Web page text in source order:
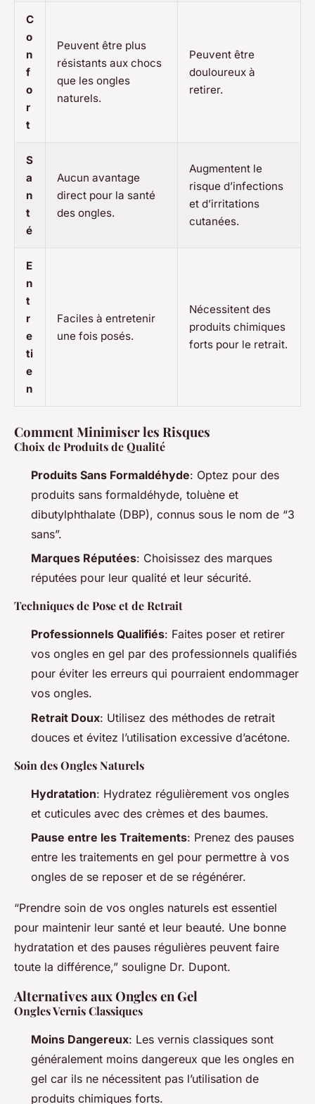
C
o
n
f
o
r
t
Peuvent être plus
résistants aux chocs
que les ongles
naturels.
Peuvent être
douloureux à
retirer.
S
a
n
t
é
Aucun avantage
direct pour la santé
des ongles.
Augmentent le
risque d’infections
et d’irritations
cutanées.
E
n
t
r
e
ti
e
n
Faciles à entretenir
une fois posés.
Nécessitent des
produits chimiques
forts pour le retrait.
Comment Minimiser les Risques
Choix de Produits de Qualité
Produits Sans Formaldéhyde: Optez pour des
produits sans formaldéhyde, toluène et
dibutylphthalate (DBP), connus sous le nom de “3
sans”.
Marques Réputées: Choisissez des marques
réputées pour leur qualité et leur sécurité.
Techniques de Pose et de Retrait
Professionnels Qualifiés: Faites poser et retirer
vos ongles en gel par des professionnels qualifiés
pour éviter les erreurs qui pourraient endommager
vos ongles.
Retrait Doux: Utilisez des méthodes de retrait
douces et évitez l’utilisation excessive d’acétone.
Soin des Ongles Naturels
Hydratation: Hydratez régulièrement vos ongles
et cuticules avec des crèmes et des baumes.
Pause entre les Traitements: Prenez des pauses
entre les traitements en gel pour permettre à vos
ongles de se reposer et de se régénérer.
“Prendre soin de vos ongles naturels est essentiel
pour maintenir leur santé et leur beauté. Une bonne
hydratation et des pauses régulières peuvent faire
toute la différence,” souligne Dr. Dupont.
Alternatives aux Ongles en Gel
Ongles Vernis Classiques
Moins Dangereux: Les vernis classiques sont
généralement moins dangereux que les ongles en
gel car ils ne nécessitent pas l’utilisation de
produits chimiques forts.